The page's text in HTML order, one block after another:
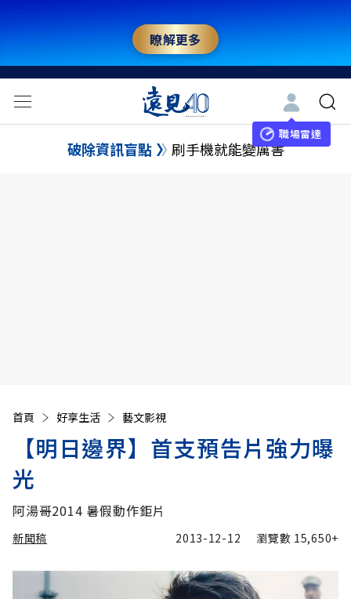
瞭解更多
職場雷達
破除資訊盲點 刷手機就能變厲害
首頁 好享生活 藝文影視
【明日邊界】首支預告片強力曝
光
阿湯哥2014 暑假動作鉅片
新聞稿 2013-12-12 瀏覽數 15,650+